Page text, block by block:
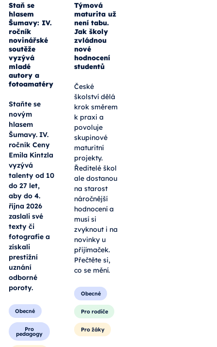
Staň se
hlasem
Šumavy: IV.
ročník
novinářské
soutěže
vyzývá
mladé
autory a
fotoamatéry
Staňte se
novým
hlasem
Šumavy. IV.
ročník Ceny
Emila Kintzla
vyzývá
talenty od 10
do 27 let,
aby do 4.
října 2026
zaslali své
texty či
fotografie a
získali
prestižní
uznání
odborné
poroty.
Obecné
Pro
pedagogy
Týmová
maturita už
není tabu.
Jak školy
zvládnou
nové
hodnocení
studentů
České
školství dělá
krok směrem
k praxi a
povoluje
skupinové
maturitní
projekty.
Ředitelé škol
ale dostanou
na starost
náročnější
hodnocení a
musí si
zvyknout i na
novinky u
přijímaček.
Přečtěte si,
co se mění.
Obecné
Pro rodiče
Pro žáky